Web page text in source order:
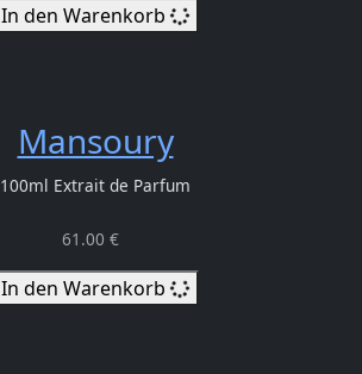
In den Warenkorb
Mansoury
100ml Extrait de Parfum
61.00 €
In den Warenkorb